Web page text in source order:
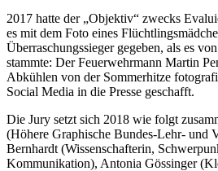
2017 hatte der „Objektiv“ zwecks
es mit dem Foto eines
Überraschungssieger gegeben, als es
stammte: Der Feuerwehrmann Martin
Abkühlen von der Sommerhitze
Social Media in die Presse geschafft.
Die Jury setzt sich 2018 wie folgt
(Höhere Graphische Bundes-Lehr- und
Bernhardt (Wissenschafterin,
Kommunikation), Antonia Gössinger